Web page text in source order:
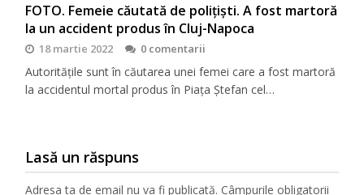
FOTO. Femeie căutată de polițiști. A fost martoră
la un accident produs în Cluj-Napoca
18 martie 2022 0 comentarii
Autoritățile sunt în căutarea unei femei care a fost martoră
la accidentul mortal produs în Piața Ștefan cel…
Lasă un răspuns
Adresa ta de email nu va fi publicată. Câmpurile obligatorii